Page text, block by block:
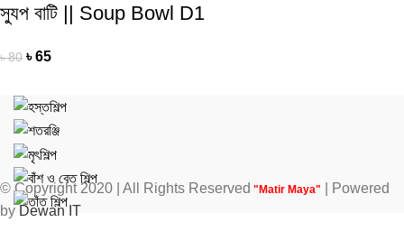
স্যুপ বাটি || Soup Bowl D1
৳80 ৳65
© Copyright 2020 | All Rights Reserved "Matir Maya"
| Powered
by Dewan IT